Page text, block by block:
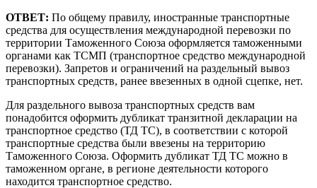
ОТВЕТ: По общему правилу, иностранные транспортные
средства для осуществления международной перевозки по
территории Таможенного Союза оформляется таможенными
органами как ТСМП (транспортное средство международной
перевозки). Запретов и ограничений на раздельный вывоз
транспортных средств, ранее ввезенных в одной сцепке, нет.
Для раздельного вывоза транспортных средств вам
понадобится оформить дубликат транзитной декларации на
транспортное средство (ТД ТС), в соответствии с которой
транспортные средства были ввезены на территорию
Таможенного Союза. Оформить дубликат ТД ТС можно в
таможенном органе, в регионе деятельности которого
находится транспортное средство.